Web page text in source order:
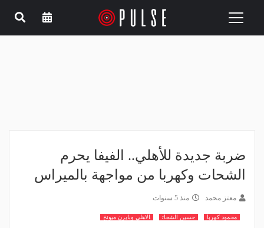
Toggle
ضربة جديدة للأهلي.. الفيفا يحرم
الشحات وكهربا من مواجهة بالميراس
معتز محمد منذ 5 سنوات
محمود كهربا حسين الشحات الاهلي وبايرن ميونخ